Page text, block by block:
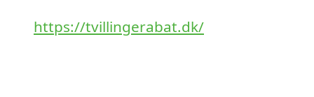
https://tvillingerabat.dk/